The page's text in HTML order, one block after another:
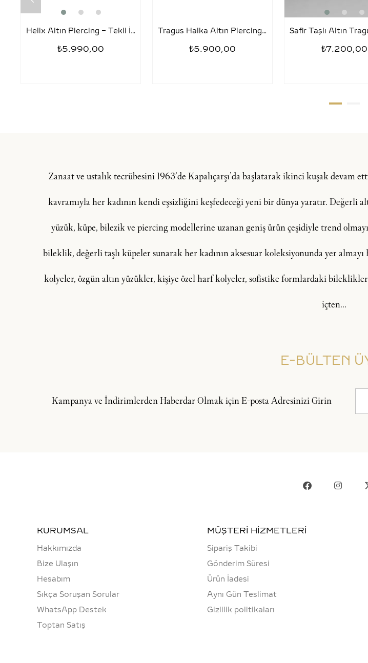
Helix Altın Piercing – Tekli İnci
₺5.990,00
Tragus Halka Altın Piercing – Sezar
₺5.900,00 ₺7.200,00
Zanaat ve ustalık tecrübesini 1963’de Kapalıçarşı’da başlatarak ikinci kuşak devam
kavramıyla her kadının kendi eşsizliğini keşfedeceği yeni bir dünya yaratır.
yüzük, küpe, bilezik ve piercing modellerine uzanan geniş ürün çeşidiyle trend
bileklik, değerli taşlı küpeler sunarak her kadının aksesuar koleksiyonunda yer
kolyeler, özgün altın yüzükler, kişiye özel harf kolyeler, sofistike formlardaki
içten...
E-BÜLTEN
Kampanya ve İndirimlerden Haberdar Olmak için E-posta Adresinizi Girin
KURUMSAL
Hakkımızda
Bize Ulaşın
Hesabım
Sıkça Soruşan Sorular
WhatsApp Destek
Toptan Satış
MÜŞTERİ HİZMETLERİ
Sipariş Takibi
Gönderim Süresi
Ürün İadesi
Aynı Gün Teslimat
Gizlilik politikaları